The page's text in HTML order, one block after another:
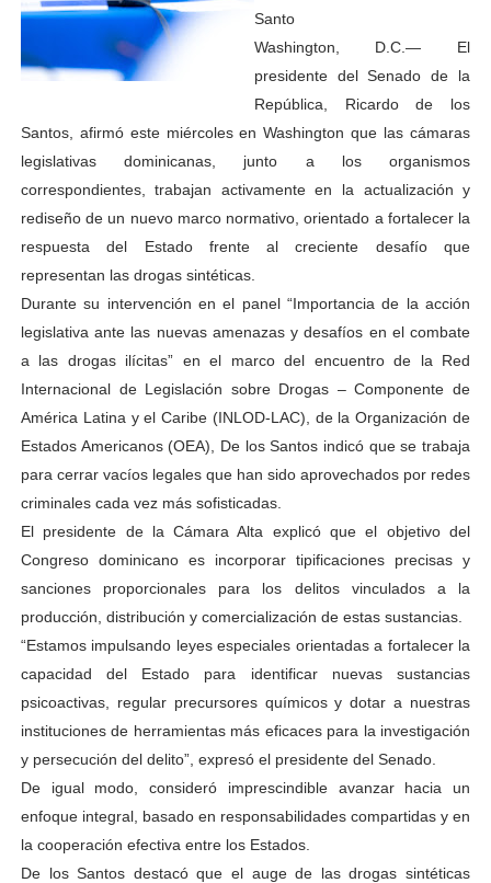
Santo
Washington, D.C.— El
presidente del Senado de la
República, Ricardo de los
Santos, afirmó este miércoles en Washington que las cámaras
legislativas dominicanas, junto a los organismos
correspondientes, trabajan activamente en la actualización y
rediseño de un nuevo marco normativo, orientado a fortalecer la
respuesta del Estado frente al creciente desafío que
representan las drogas sintéticas.
Durante su intervención en el panel “Importancia de la acción
legislativa ante las nuevas amenazas y desafíos en el combate
a las drogas ilícitas” en el marco del encuentro de la Red
Internacional de Legislación sobre Drogas – Componente de
América Latina y el Caribe (INLOD-LAC), de la Organización de
Estados Americanos (OEA), De los Santos indicó que se trabaja
para cerrar vacíos legales que han sido aprovechados por redes
criminales cada vez más sofisticadas.
El presidente de la Cámara Alta explicó que el objetivo del
Congreso dominicano es incorporar tipificaciones precisas y
sanciones proporcionales para los delitos vinculados a la
producción, distribución y comercialización de estas sustancias.
“Estamos impulsando leyes especiales orientadas a fortalecer la
capacidad del Estado para identificar nuevas sustancias
psicoactivas, regular precursores químicos y dotar a nuestras
instituciones de herramientas más eficaces para la investigación
y persecución del delito”, expresó el presidente del Senado.
De igual modo, consideró imprescindible avanzar hacia un
enfoque integral, basado en responsabilidades compartidas y en
la cooperación efectiva entre los Estados.
De los Santos destacó que el auge de las drogas sintéticas